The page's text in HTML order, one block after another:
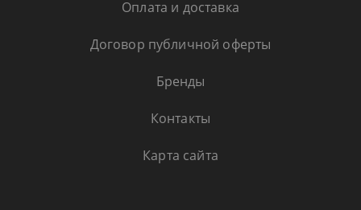
Оплата и доставка
Договор публичной оферты
Бренды
Контакты
Карта сайта